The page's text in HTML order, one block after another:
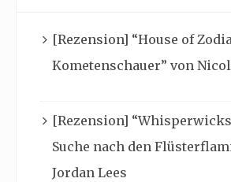
[Rezension] “House of
Kometenschauer” von
[Rezension]
Suche nach den
Jordan Lees